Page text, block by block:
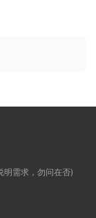
明需求，勿问在否)